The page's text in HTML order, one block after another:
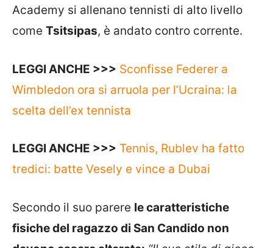
Academy si allenano tennisti di alto livello
come Tsitsipas, è andato contro corrente.
LEGGI ANCHE >>> Sconfisse Federer a
Wimbledon ora si arruola per l’Ucraina: la
scelta dell’ex tennista
LEGGI ANCHE >>> Tennis, Rublev ha fatto
tredici: batte Vesely e vince a Dubai
Secondo il suo parere le caratteristiche
fisiche del ragazzo di San Candido non